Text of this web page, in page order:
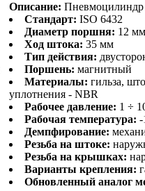
Описание:
Стандарт: ISO 6432
Диаметр поршня: 12 мм
Ход штока: 35 мм
Тип действия:
Поршень: магнитный
Материалы: гильза,
уплотнения - NBR
Рабочее давление: 1 ÷
Рабочая температура: -
Демпфирование:
Резьба на штоке:
Резьба на крышках:
Варианты крепления:
Обновленный аналог